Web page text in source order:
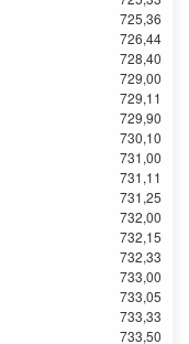
725,36
726,44
728,40
729,00
729,11
729,90
730,10
731,00
731,11
731,25
732,00
732,15
732,33
733,00
733,05
733,33
733,50